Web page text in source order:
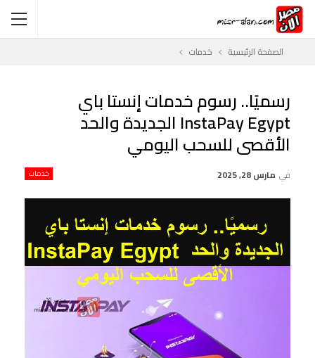
الصفحة الرئيسية خدمات
رسميًا.. رسوم خدمات إنستا باي
InstaPay Egypt الجديدة والحد
الأقصى للسحب اليومي
خدمات في مارس 28, 2025